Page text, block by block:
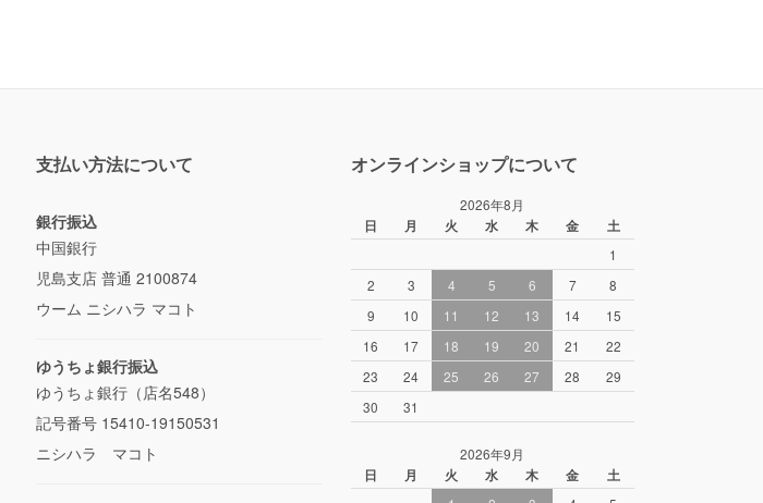
支払い方法について
銀行振込
中国銀行
児島支店 普通 2100874
ウーム ニシハラ マコト
ゆうちょ銀行振込
ゆうちょ銀行（店名548）
記号番号 15410-19150531
ニシハラ マコト
オンラインショップについて
2026年8月
日
月 火 水 木 金
土
1
2
3 4 5 6 7
8
9
10 11 12 13 14
15
16
17 18 19 20 21
22
23
24 25 26 27 28
29
30
31
2026年9月
日
月 火 水 木 金
土